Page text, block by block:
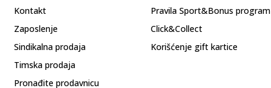
Kontakt
Zaposlenje
Sindikalna prodaja
Timska prodaja
Pronađite prodavnicu
Pravila Sport&Bonus program
Click&Collect
Korišćenje gift kartice